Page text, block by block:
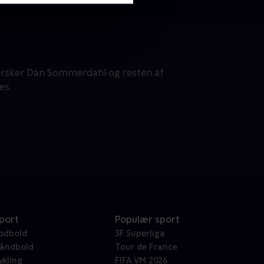
Dan Sommerdahl og resten af
Populær sport
3F Superliga
Tour de France
FIFA VM 2026